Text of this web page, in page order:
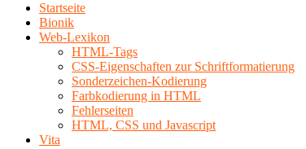
Startseite
Bionik
Web-Lexikon
HTML-Tags
CSS-Eigenschaften zur Schriftformatierung
Sonderzeichen-Kodierung
Farbkodierung in HTML
Fehlerseiten
HTML, CSS und Javascript
Vita